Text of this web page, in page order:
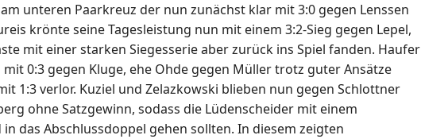
unteren Paarkreuz der nun zunächst klar mit 3:0 gegen Lenssen
krönte seine Tagesleistung nun mit einem 3:2-Sieg gegen Lepel,
mit einer starken Siegesserie aber zurück ins Spiel fanden. Haufer
0:3 gegen Kluge, ehe Ohde gegen Müller trotz guter Ansätze
1:3 verlor. Kuziel und Zelazkowski blieben nun gegen Schlottner
ohne Satzgewinn, sodass die Lüdenscheider mit einem
in das Abschlussdoppel gehen sollten. In diesem zeigten